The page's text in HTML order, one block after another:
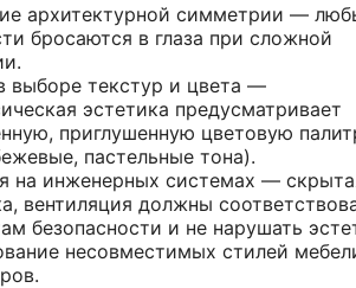
архитектурной симметрии —
бросаются в глаза при сложной
выборе текстур и цвета —
эстетика предусматривает
приглушенную цветовую
пастельные тона).
на инженерных системах —
вентиляция должны
безопасности и не нарушать
несовместимых стилей